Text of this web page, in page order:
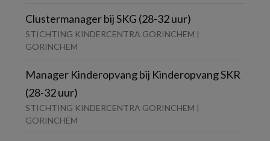
Clustermanager bij SKG (28-32 uur)
STICHTING KINDERCENTRA GORINCHEM |
GORINCHEM
Manager Kinderopvang bij Kinderopvang SKR
(28-32 uur)
STICHTING KINDERCENTRA GORINCHEM |
GORINCHEM